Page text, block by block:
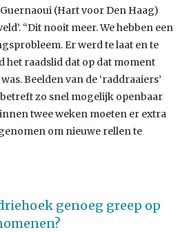
(Hart voor Den Haag)
“Dit nooit meer. We hebben een
Er werd te laat en te
het raadslid dat op dat moment
Beelden van de ‘raddraaiers’
zo snel mogelijk openbaar
twee weken moeten er extra
om nieuwe rellen te
genoeg greep op